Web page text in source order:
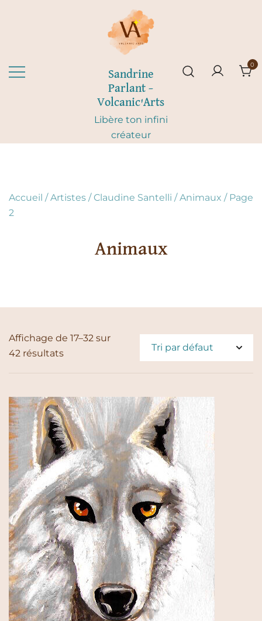
Sandrine
Parlant –
Volcanic'Arts
Libère ton infini
créateur
0
Accueil /Artistes / Claudine Santelli /Animaux / Page
2
Animaux
Affichage de 17–32 sur
42 résultats